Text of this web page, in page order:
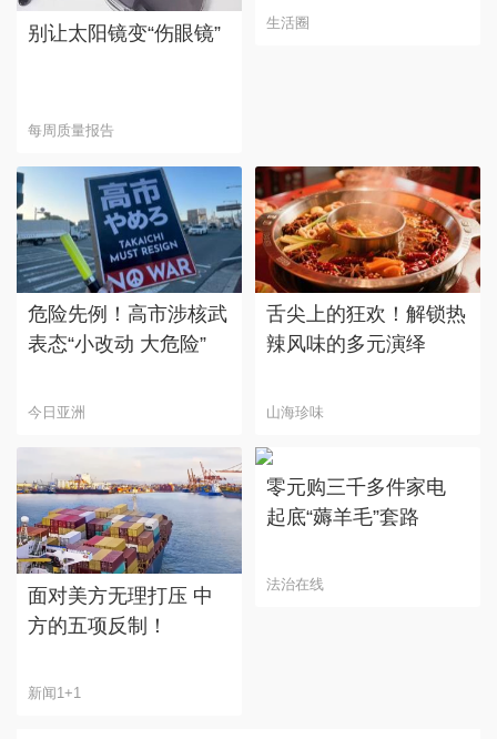
别让太阳镜变“伤眼镜”
每周质量报告
生活圈
危险先例！高市涉核武
表态“小改动 大危险”
今日亚洲
舌尖上的狂欢！解锁热
辣风味的多元演绎
山海珍味
面对美方无理打压 中
方的五项反制！
新闻1+1
零元购三千多件家电
起底“薅羊毛”套路
法治在线